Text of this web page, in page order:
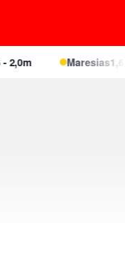
Maresias1,6 - 2,1m